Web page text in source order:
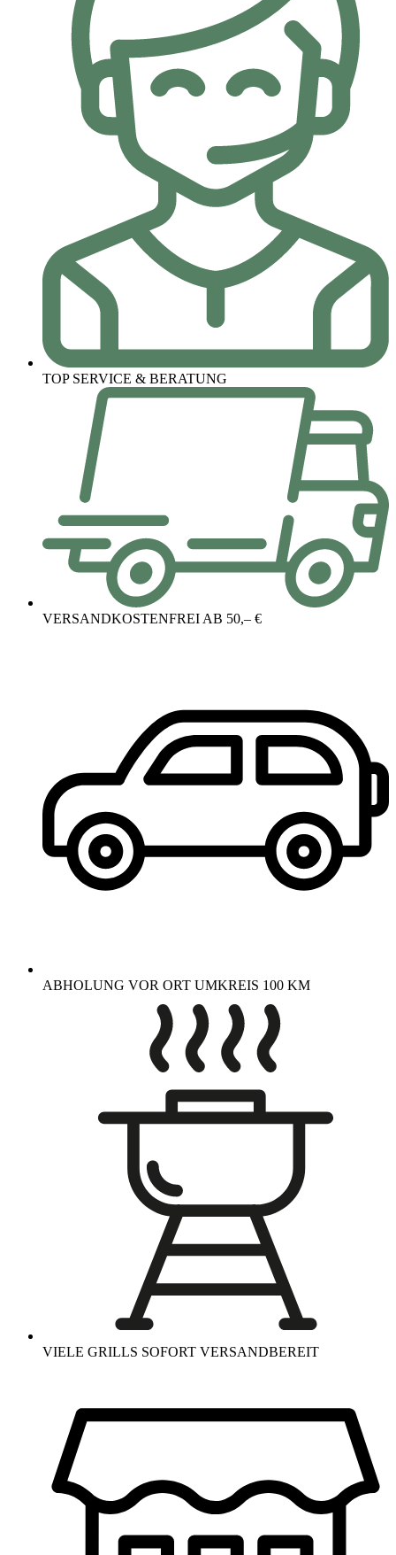
TOP SERVICE & BERATUNG
VERSANDKOSTENFREI AB 50,– €
ABHOLUNG VOR ORT UMKREIS 100 KM
VIELE GRILLS SOFORT VERSANDBEREIT